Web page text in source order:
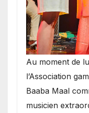
​Au moment de
l’Association
Baaba Maal
musicien